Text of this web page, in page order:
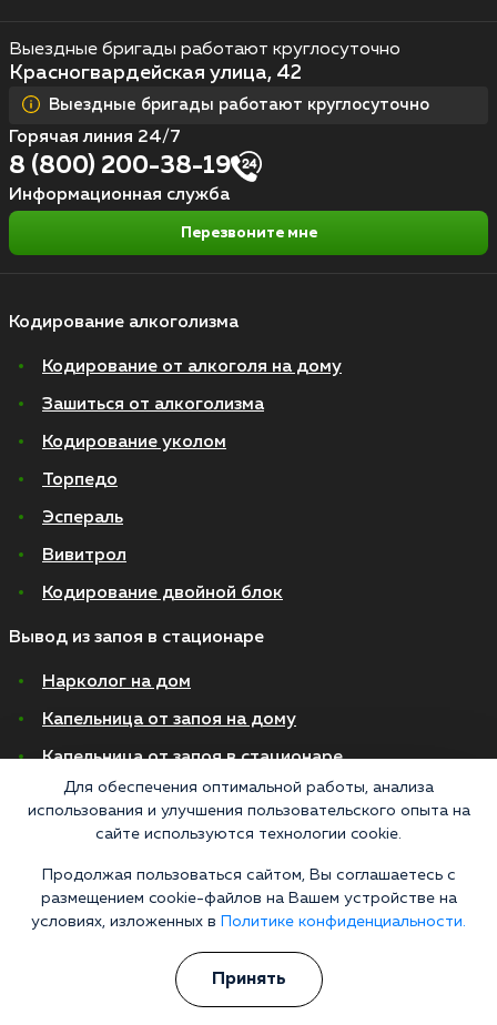
Кодирование алкоголизма
Кодирование от алкоголя на дому
Зашиться от алкоголизма
Кодирование уколом
Торпедо
Эспераль
Вивитрол
Кодирование двойной блок
Вывод из запоя в стационаре
Нарколог на дом
Капельница от запоя на дому
Капельница от запоя в стационаре
Капельница от похмелья
Детоксикация
Экстренное вытрезвление
Лечение алкоголизма в стационаре
Выездные бригады работают круглосуточно
Красногвардейская улица, 42
Выездные бригады работают круглосуточно
Горячая линия 24/7
8 (800) 200-38-19
Информационная служба
Перезвоните мне
Для обеспечения оптимальной работы, анализа
использования и улучшения пользовательского опыта на
сайте используются технологии cookie.
Продолжая пользоваться сайтом, Вы соглашаетесь с
размещением cookie-файлов на Вашем устройстве на
условиях, изложенных в
Политике конфиденциальности.
Принять